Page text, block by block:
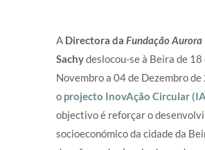
A Directora da Fundação Aurora
Sachydeslocou-se à Beira de 18
Novembro a 04 de Dezembro
o projecto InovAção Circular
objectivo é reforçar o
socioeconómico da cidade da